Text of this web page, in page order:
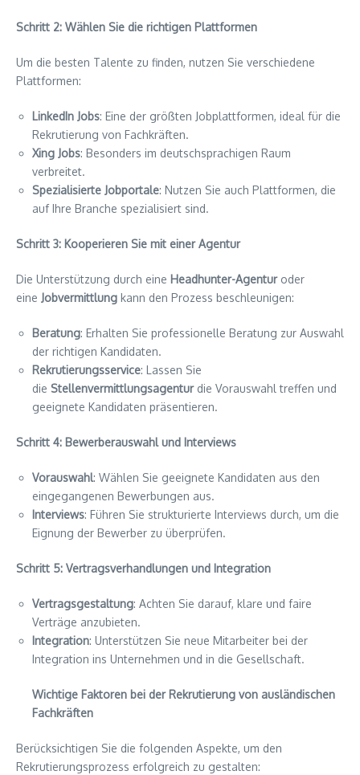
Schritt 2: Wählen Sie die richtigen Plattformen
Um die besten Talente zu finden, nutzen Sie verschiedene
Plattformen:
LinkedIn Jobs: Eine der größten Jobplattformen, ideal für die
Rekrutierung von Fachkräften.
Xing Jobs: Besonders im deutschsprachigen Raum
verbreitet.
Spezialisierte Jobportale: Nutzen Sie auch Plattformen, die
auf Ihre Branche spezialisiert sind.
Schritt 3: Kooperieren Sie mit einer Agentur
Die Unterstützung durch eine Headhunter-Agenturoder
eine Jobvermittlung kann den Prozess beschleunigen:
Beratung: Erhalten Sie professionelle Beratung zur Auswahl
der richtigen Kandidaten.
Rekrutierungsservice: Lassen Sie
die Stellenvermittlungsagenturdie Vorauswahl treffen und
geeignete Kandidaten präsentieren.
Schritt 4: Bewerberauswahl und Interviews
Vorauswahl: Wählen Sie geeignete Kandidaten aus den
eingegangenen Bewerbungen aus.
Interviews: Führen Sie strukturierte Interviews durch, um die
Eignung der Bewerber zu überprüfen.
Schritt 5: Vertragsverhandlungen und Integration
Vertragsgestaltung: Achten Sie darauf, klare und faire
Verträge anzubieten.
Integration: Unterstützen Sie neue Mitarbeiter bei der
Integration ins Unternehmen und in die Gesellschaft.
Wichtige Faktoren bei der Rekrutierung von ausländischen
Fachkräften
Berücksichtigen Sie die folgenden Aspekte, um den
Rekrutierungsprozess erfolgreich zu gestalten: